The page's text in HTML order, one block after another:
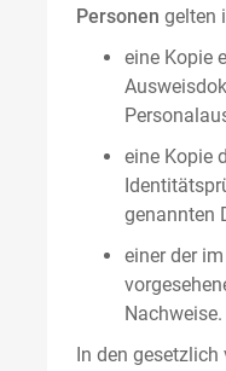
Personen gelten
eine Kopie
eine Kopie
genannten
einer der
Nachweise.
In den gesetzlich